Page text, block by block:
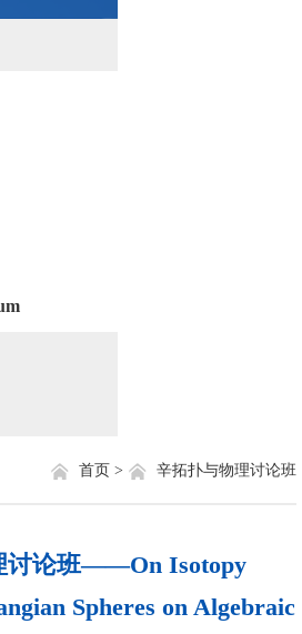
辛拓扑与物理讨论班
首页 >
讨论班——On Isotopy
Spheres on Algebraic